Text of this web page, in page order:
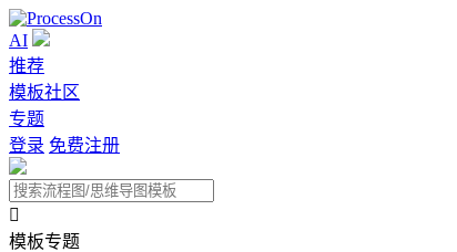
AI
推荐
模板社区
专题
登录 免费注册

模板专题